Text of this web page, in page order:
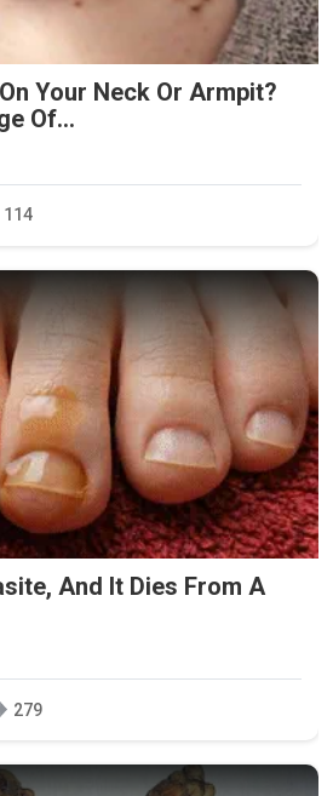
Your Neck Or Armpit?
Of...
114
And It Dies From A
279